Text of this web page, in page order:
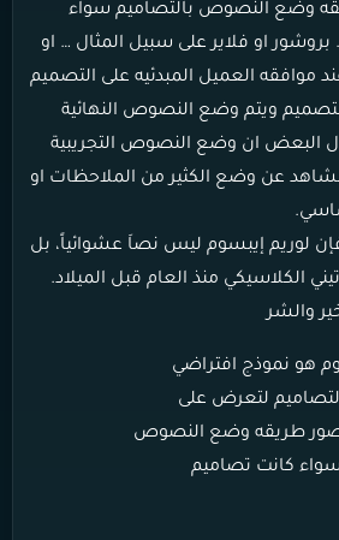
وضع النصوص بالتصاميم سواء
او فلاير على سبيل المثال … او
موافقه العميل المبدئيه على التصميم
ويتم وضع النصوص النهائية
البعض ان وضع النصوص التجريبية
عن وضع الكثير من الملاحظات او
فإن لوريم إيبسوم ليس نصاَ عشوائياً، بل
الكلاسيكي منذ العام قبل الميلاد.
والشر
هو نموذج افتراضي
لتعرض على
طريقه وضع النصوص
سواء كانت تصاميم